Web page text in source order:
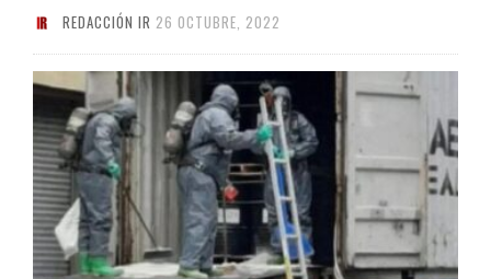
REDACCIÓN IR 26 OCTUBRE, 2022